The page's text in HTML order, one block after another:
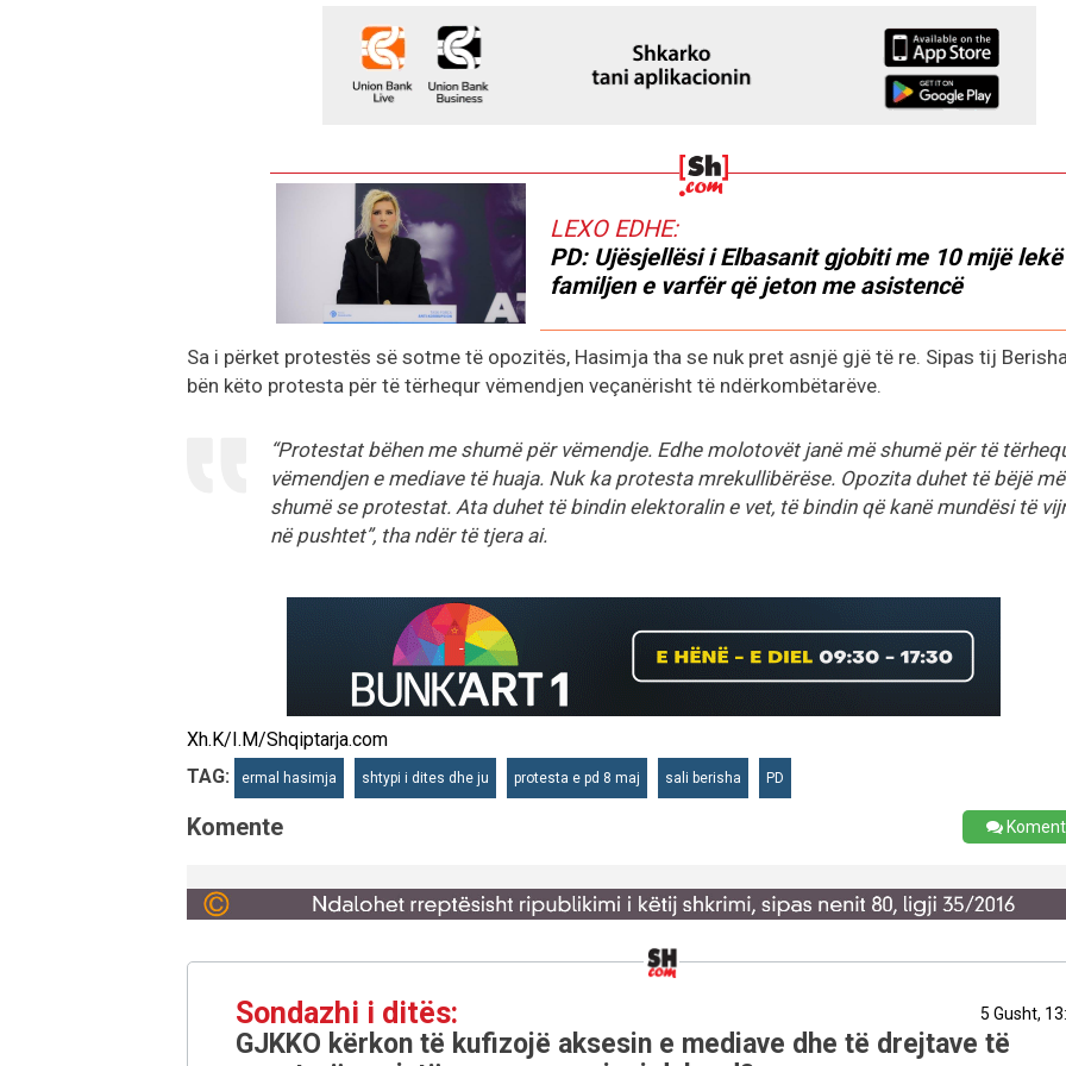
LEXO EDHE:
PD: Ujësjellësi i Elbasanit gjobiti me 10 mijë lekë
familjen e varfër që jeton me asistencë
Sa i përket protestës së sotme të opozitës, Hasimja tha se nuk pret asnjë gjë të re. Sipas tij
bën këto protesta për të tërhequr vëmendjen veçanërisht të ndërkombëtarëve.
“Protestat bëhen me shumë për vëmendje. Edhe molotovët janë më shumë për të
vëmendjen e mediave të huaja. Nuk ka protesta mrekullibërëse. Opozita duhet të bëjë më
shumë se protestat. Ata duhet të bindin elektoralin e vet, të bindin që kanë mundësi të
në pushtet”, tha ndër të tjera ai.
Xh.K/I.M/Shqiptarja.com
TAG:
ermal hasimja shtypi i dites dhe ju protesta e pd 8 maj sali berisha PD
Komente
Sondazhi i ditës: 5 Gusht,
GJKKO kërkon të kufizojë aksesin e mediave dhe të drejtave të